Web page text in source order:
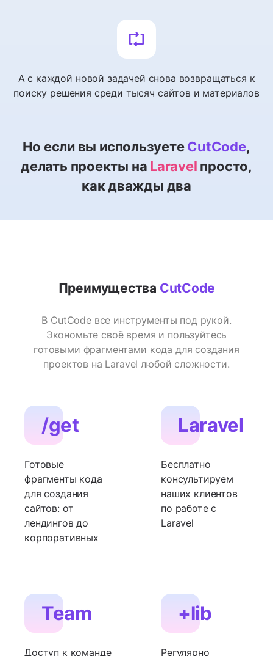
А с каждой новой задачей снова возвращаться к
поиску решения среди тысяч сайтов и материалов
Но если вы используетеCutCode,
делать проекты на Laravel просто,
как дважды два
Преимущества CutCode
В CutCode все инструменты под рукой.
Экономьте своё время и пользуйтесь
готовыми фрагментами кода для создания
проектов на Laravel любой сложности.
/get
Готовые
фрагменты кода
для создания
сайтов: от
лендингов до
корпоративных
Laravel
Бесплатно
консультируем
наших клиентов
по работе с
Laravel
Team
Доступ к команде
+lib
Регулярно